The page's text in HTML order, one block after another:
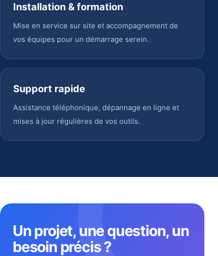
Installation & formation
Mise en service sur site et accompagnement de
vos équipes pour un démarrage serein.
Support rapide
Assistance téléphonique, dépannage en ligne et
mises à jour régulières de vos outils.
Un projet, une question, un
besoin précis ?